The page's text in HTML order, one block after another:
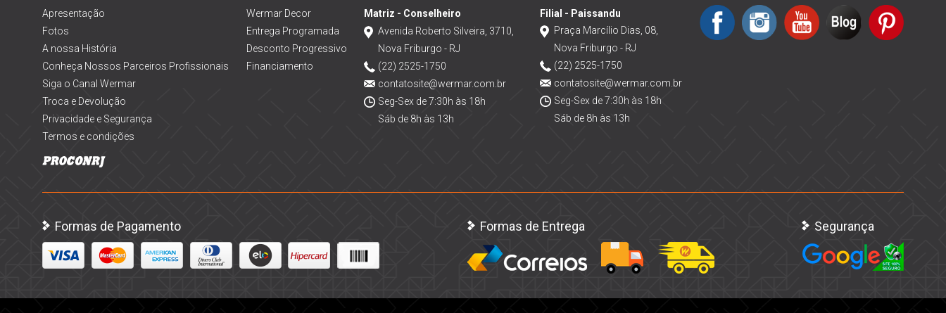
Apresentação
Fotos
A nossa História
Conheça Nossos Parceiros Profissionais
Siga o Canal Wermar
Troca e Devolução
Privacidade e Segurança
Termos e condições
Wermar Decor
Entrega Programada
Desconto Progressivo
Financiamento
Matriz - Conselheiro
Avenida Roberto Silveira, 3710,
Nova Friburgo - RJ
(22) 2525-1750
contatosite@wermar.com.br
Seg-Sex de 7:30h às 18h
Sáb de 8h às 13h
Filial - Paissandu
Praça Marcílio Dias, 08,
Nova Friburgo - RJ
(22) 2525-1750
contatosite@wermar.com.br
Seg-Sex de 7:30h às 18h
Sáb de 8h às 13h
Formas de Pagamento Formas de Entrega Segurança